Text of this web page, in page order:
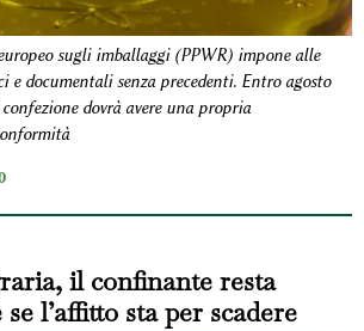
sugli imballaggi (PPWR) impone alle
e documentali senza precedenti. Entro agosto
dovrà avere una propria
il confinante resta
l’affitto sta per scadere